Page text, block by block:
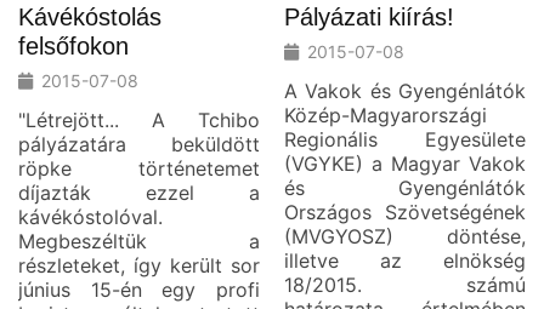
Kávékóstolás
felsőfokon
2015-07-08
"Létrejött... A Tchibo
pályázatára beküldött
röpke történetemet
díjazták ezzel a
kávékóstolóval.
Megbeszéltük a
részleteket, így került sor
június 15-én egy profi
Pályázati kiírás!
2015-07-08
A Vakok és Gyengénlátók
Közép-Magyarországi
Regionális Egyesülete
(VGYKE) a Magyar Vakok
és Gyengénlátók
Országos Szövetségének
(MVGYOSZ) döntése,
illetve az elnökség
18/2015. számú